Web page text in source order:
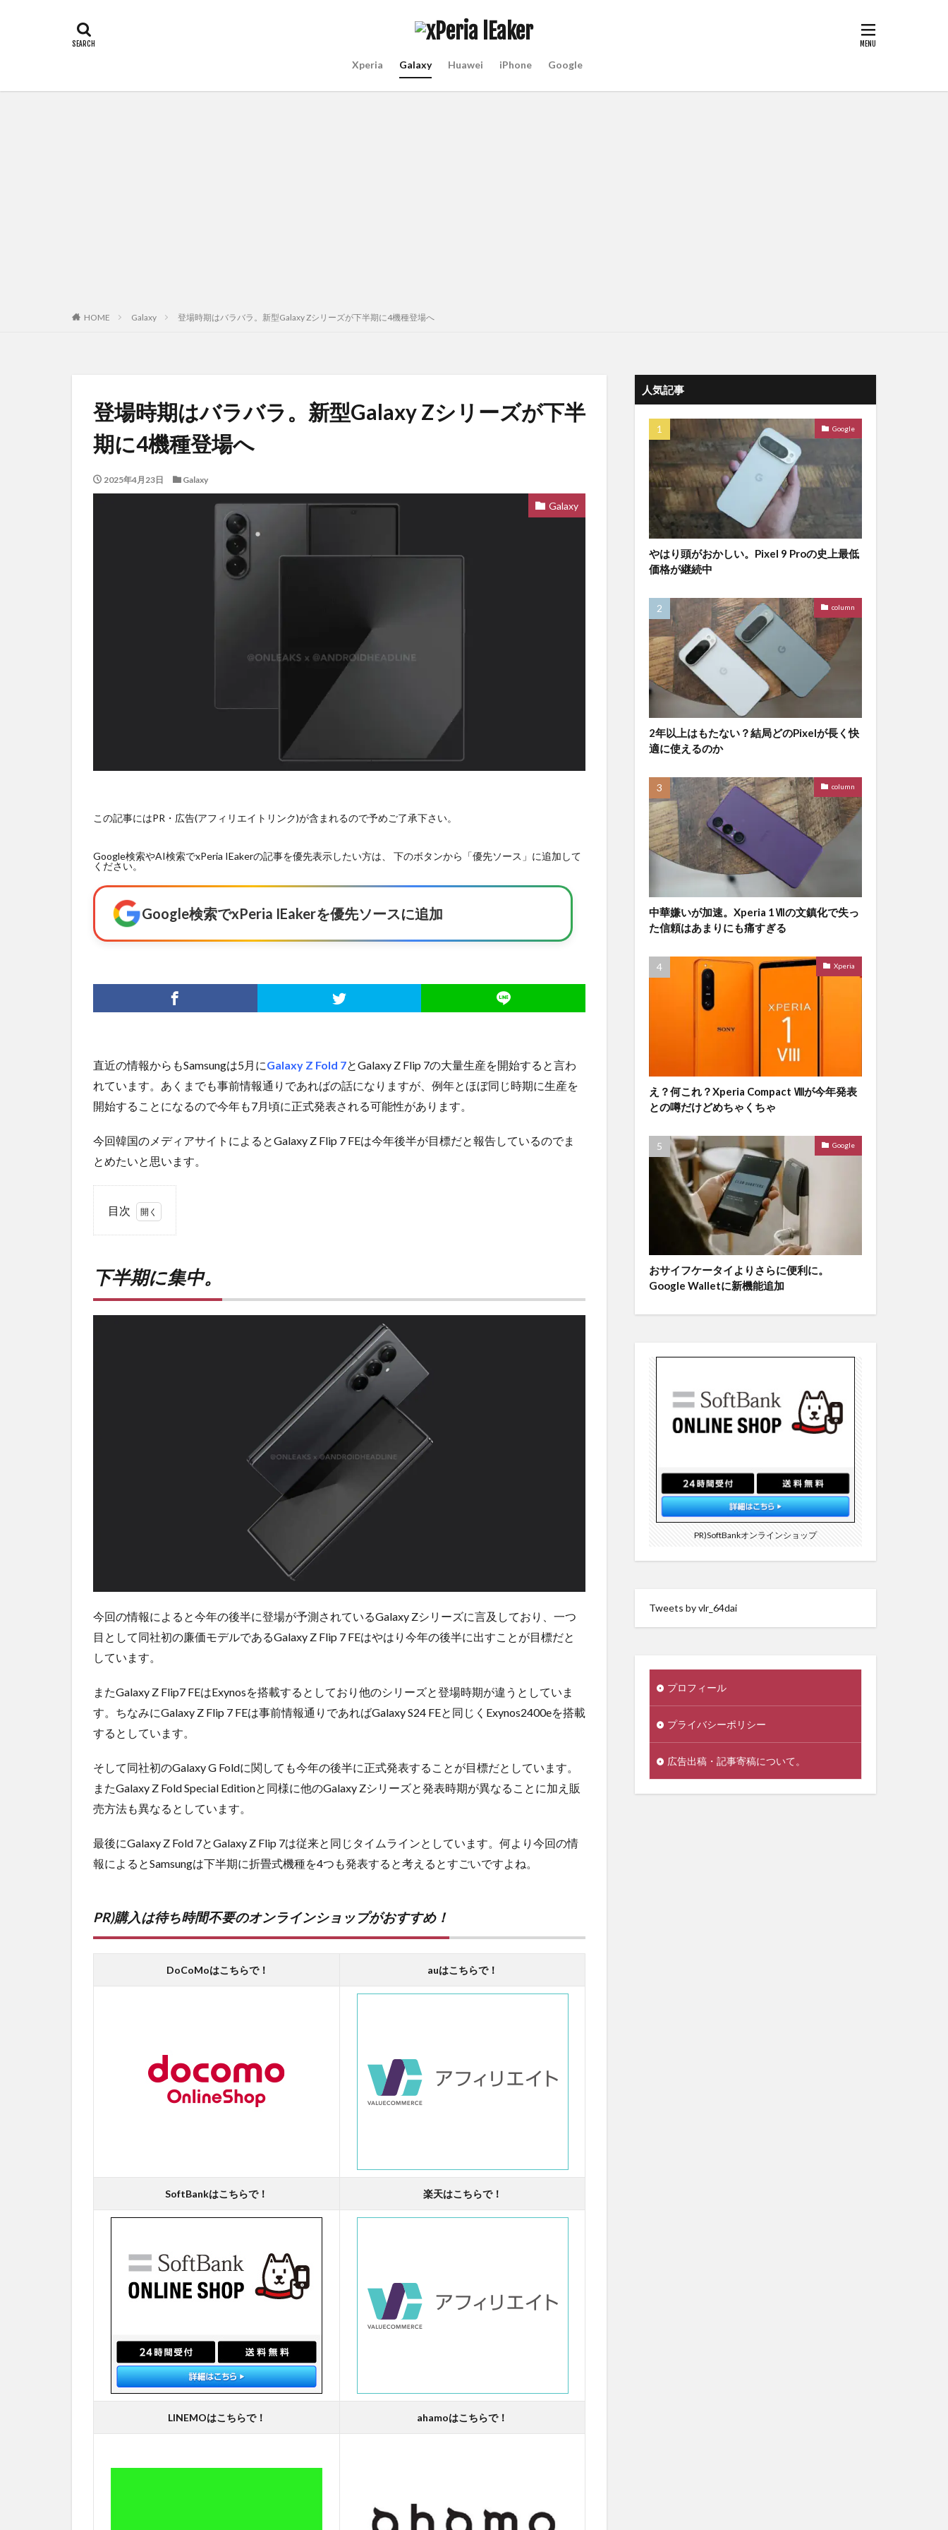
Xperia Galaxy Huawei iPhone Google
HOME Galaxy 登場時期はバラバラ。新型Galaxy Zシリーズが下半期に4機種登場へ
登場時期はバラバラ。新型Galaxy Zシリーズが下半
期に4機種登場へ
2025年4月23日 Galaxy
Galaxy
この記事にはPR・広告(アフィリエイトリンク)が含まれるので予めご了承下さい。
Google検索やAI検索でxPeria IEakerの記事を優先表示したい方は、 下のボタンから「優先ソース」に追加して
ください。
Google検索でxPeria IEakerを優先ソースに追加
直近の情報からもSamsungは5月にGalaxy Z Fold 7とGalaxy Z Flip 7の大量生産を開始すると言わ
れています。あくまでも事前情報通りであればの話になりますが、例年とほぼ同じ時期に生産を
開始することになるので今年も7月頃に正式発表される可能性があります。
今回韓国のメディアサイトによるとGalaxy Z Flip 7 FEは今年後半が目標だと報告しているのでま
とめたいと思います。
目次
集
2
下半期に集中。
今回の情報によると今年の後半に登場が予測されているGalaxy Zシリーズに言及しており、一つ
目として同社初の廉価モデルであるGalaxy Z Flip 7 FEはやはり今年の後半に出すことが目標だと
しています。
またGalaxy Z Flip7 FEはExynosを搭載するとしており他のシリーズと登場時期が違うとしていま
す。ちなみにGalaxy Z Flip 7 FEは事前情報通りであればGalaxy S24 FEと同じくExynos2400eを搭載
するとしています。
そして同社初のGalaxy G Foldに関しても今年の後半に正式発表することが目標だとしています。
またGalaxy Z Fold Special Editionと同様に他のGalaxy Zシリーズと発表時期が異なることに加え販
売方法も異なるとしています。
最後にGalaxy Z Fold 7とGalaxy Z Flip 7は従来と同じタイムラインとしています。何より今回の情
報によるとSamsungは下半期に折畳式機種を4つも発表すると考えるとすごいですよね。
PR)購入は待ち時間不要のオンラインショップがおすすめ！
DoCoMoはこちらで！ auはこちらで！
SoftBankはこちらで！ 楽天はこちらで！
LINEMOはこちらで！ ahamoはこちらで！
人気記事
Google
やはり頭がおかしい。Pixel 9 Proの史上最低
価格が継続中
column
2年以上はもたない？結局どのPixelが長く快
適に使えるのか
column
中華嫌いが加速。Xperia 1Ⅶの文鎮化で失っ
た信頼はあまりにも痛すぎる
Xperia
え？何これ？Xperia Compact Ⅷが今年発表
との噂だけどめちゃくちゃ
Google
おサイフケータイよりさらに便利に。
Google Walletに新機能追加
PR)SoftBankオンラインショップ
Tweets by vlr_64dai
プロフィール
プライバシーポリシー
広告出稿・記事寄稿について。